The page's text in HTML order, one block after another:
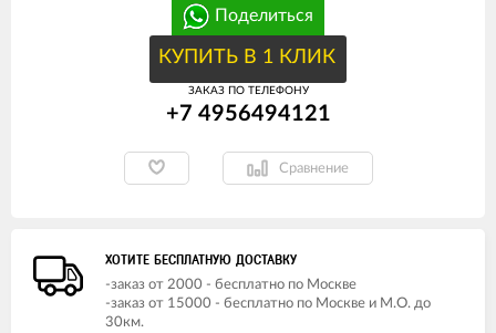
Поделиться
КУПИТЬ В 1 КЛИК
ЗАКАЗ ПО ТЕЛЕФОНУ
+7 4956494121
Сравнение
ХОТИТЕ БЕСПЛАТНУЮ ДОСТАВКУ
-заказ от 2000 - бесплатно по Москве
-заказ от 15000 - бесплатно по Москве и М.О. до
30км.